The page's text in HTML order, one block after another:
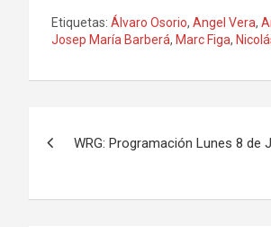
Etiquetas: Álvaro Osorio, Angel Vera,
Josep María Barberá, Marc Figa,
entradas
WRG: Programación Lunes 8 de